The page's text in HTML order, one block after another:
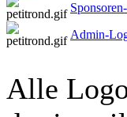
Admin-
Alle